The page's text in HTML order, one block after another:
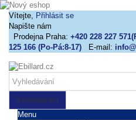
Vítejte, Přihlásit se
Napište nám
Prodejna Praha: +420 228 227
125 166 (Po-Pá:8-17)
E-mail:
Vyhledávání
Menu